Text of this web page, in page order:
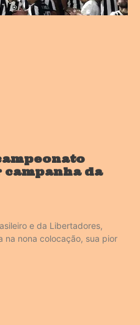
da
e da Libertadores,
na nona colocação, sua pior